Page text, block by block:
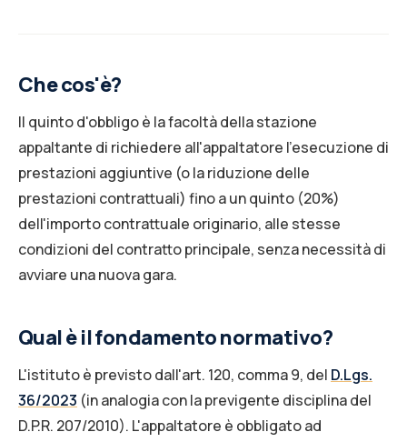
Che cos'è?
Il quinto d'obbligo è la facoltà della stazione
appaltante di richiedere all'appaltatore l'esecuzione di
prestazioni aggiuntive (o la riduzione delle
prestazioni contrattuali) fino a un quinto (20%)
dell'importo contrattuale originario, alle stesse
condizioni del contratto principale, senza necessità di
avviare una nuova gara.
Qual è il fondamento normativo?
L'istituto è previsto dall'art. 120, comma 9, del D.Lgs.
36/2023 (in analogia con la previgente disciplina del
D.P.R. 207/2010). L'appaltatore è obbligato ad